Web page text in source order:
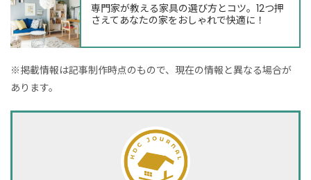
専門家が教える家具の選び方とコツ。12つ押
さえてあなたの家をおしゃれで快適に！
※掲載情報は記事制作時点のもので、現在の情報と異なる場合が
あります。